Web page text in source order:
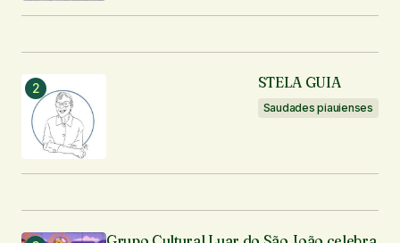
STELA GUIA
Saudades piauienses